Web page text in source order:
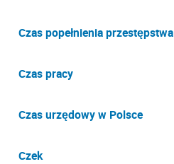
Czas popełnienia przestępstwa
Czas pracy
Czas urzędowy w Polsce
Czek